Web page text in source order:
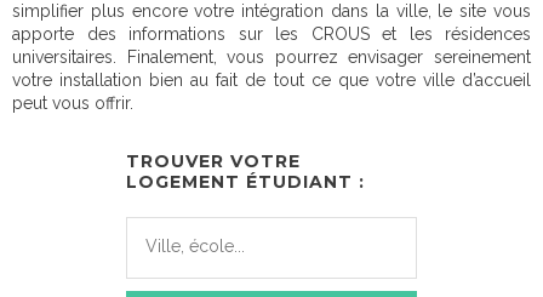
simplifier plus encore votre intégration dans la ville, le site vous
apporte des informations sur les CROUS et les résidences
universitaires. Finalement, vous pourrez envisager sereinement
votre installation bien au fait de tout ce que votre ville d’accueil
peut vous offrir.
TROUVER VOTRE
LOGEMENT ÉTUDIANT :